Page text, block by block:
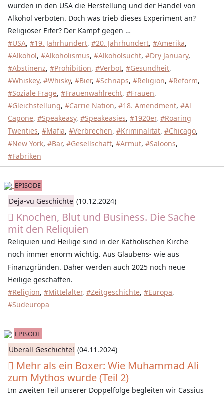
wurden in den USA die Herstellung und der Handel von
Alkohol verboten. Doch was trieb dieses Experiment an?
Religiöser Eifer? Der Kampf gegen …
#USA, #19. Jahrhundert, #20. Jahrhundert, #Amerika,
#Alkohol, #Alkoholismus, #Alkoholsucht, #Dry January,
#Abstinenz, #Prohibition, #Verbot, #Gesundheit,
#Whiskey, #Whisky, #Bier, #Schnaps, #Religion, #Reform,
#Soziale Frage, #Frauenwahlrecht, #Frauen,
#Gleichstellung, #Carrie Nation, #18. Amendment, #Al
Capone, #Speakeasy, #Speakeasies, #1920er, #Roaring
Twenties, #Mafia, #Verbrechen, #Kriminalität, #Chicago,
#New York, #Bar, #Gesellschaft, #Armut, #Saloons,
#Fabriken
EPISODE
Deja-vu Geschichte (10.12.2024)
Knochen, Blut und Business. Die Sache
mit den Reliquien
Reliquien und Heilige sind in der Katholischen Kirche
noch immer enorm wichtig. Aus Glaubens- wie aus
Finanzgründen. Daher werden auch 2025 noch neue
Heilige geschaffen.
#Religion, #Mittelalter, #Zeitgeschichte, #Europa,
#Südeuropa
EPISODE
Überall Geschichte! (04.11.2024)
Mehr als ein Boxer: Wie Muhammad Ali
zum Mythos wurde (Teil 2)
Im zweiten Teil unserer Doppelfolge begleiten wir Cassius